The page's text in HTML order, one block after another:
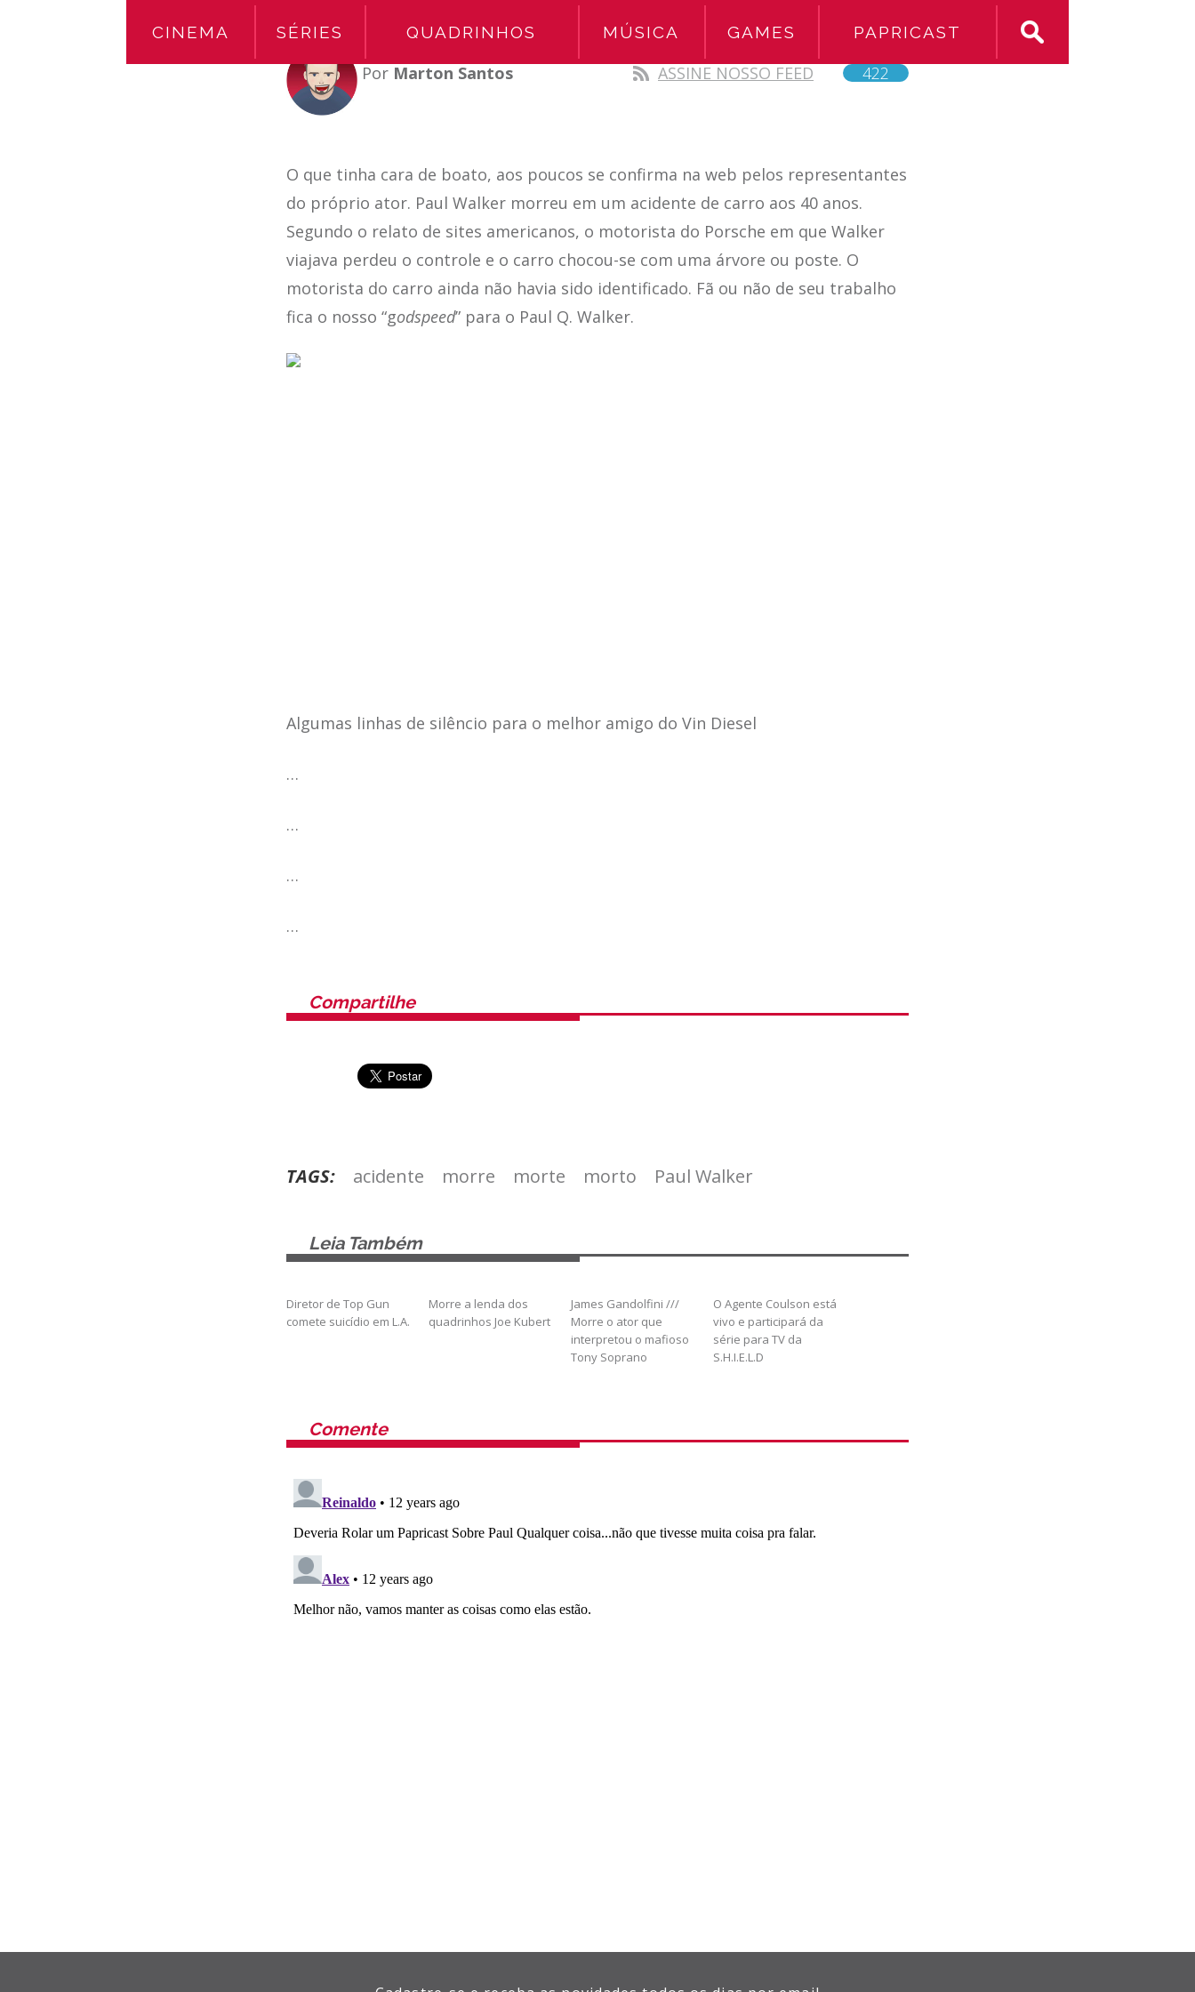
CINEMA SÉRIES QUADRINHOS MÚSICA GAMES PAPRICAST
Por Marton Santos ASSINE NOSSO FEED 422
O que tinha cara de boato, aos poucos se confirma na web pelos representantes
do próprio ator. Paul Walker morreu em um acidente de carro aos 40 anos.
Segundo o relato de sites americanos, o motorista do Porsche em que Walker
viajava perdeu o controle e o carro chocou-se com uma árvore ou poste. O
motorista do carro ainda não havia sido identificado. Fã ou não de seu trabalho
fica o nosso “godspeed” para o Paul Q. Walker.
Algumas linhas de silêncio para o melhor amigo do Vin Diesel
…
…
…
…
Compartilhe
TAGS: acidente morre morte morto Paul Walker
Leia Também
Diretor de Top Gun
comete suicídio em L.A.
Morre a lenda dos
quadrinhos Joe Kubert
James Gandolfini ///
Morre o ator que
interpretou o mafioso
Tony Soprano
O Agente Coulson está
vivo e participará da
série para TV da
S.H.I.E.L.D
Comente